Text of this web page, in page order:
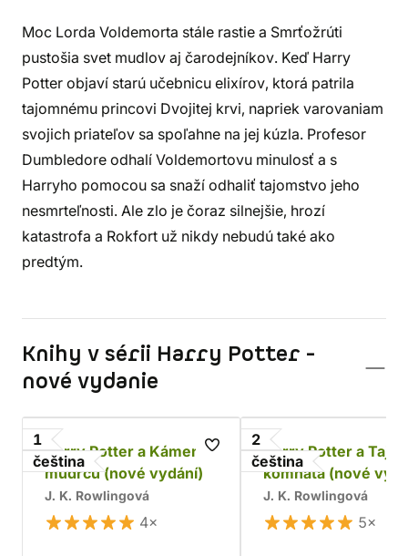
Moc Lorda Voldemorta stále rastie a Smrťožrúti
pustošia svet mudlov aj čarodejníkov. Keď Harry
Potter objaví starú učebnicu elixírov, ktorá patrila
tajomnému princovi Dvojitej krvi, napriek varovaniam
svojich priateľov sa spoľahne na jej kúzla. Profesor
Dumbledore odhalí Voldemortovu minulosť a s
Harryho pomocou sa snaží odhaliť tajomstvo jeho
nesmrteľnosti. Ale zlo je čoraz silnejšie, hrozí
katastrofa a Rokfort už nikdy nebudú také ako
predtým.
Knihy v sérii Harry Potter -
nové vydanie
1
čeština
Harry Potter a Kámen
mudrců (nové vydání)
J. K. Rowlingová
4×
2
čeština
Harry Potter a
komnata (nové
J. K. Rowlingová
5×